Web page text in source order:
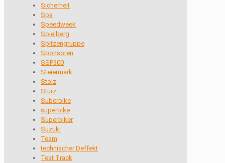
Sicherheit
Spa
Speedweek
Spielberg
Spitzengruppe
Sponsoren
SSP300
Steiermark
Stolz
Sturz
Suberbike
superbike
Superbiker
Suzuki
Team
technischer Deffekt
Test Track